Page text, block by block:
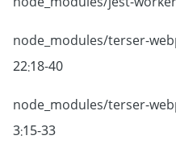
@ ./node_modules/terser-
22:18-40
@ ./node_modules/terser-
3:15-33